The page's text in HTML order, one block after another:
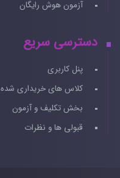
آزمون هوش رایگان
دسترسی سریع
پنل کاربری
کلاس های خریداری شده
بخش تکلیف و آزمون
قبولی ها و نظرات